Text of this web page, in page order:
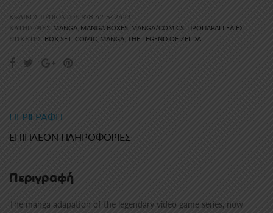
ΚΩΔΙΚΌΣ ΠΡΟΪΌΝΤΟΣ: 9781421542423
ΚΑΤΗΓΟΡΊΕΣ: MANGA, MANGA BOXES, MANGA/COMICS ΠΡΟΠΑΡΑΓΓΕΛΊΕΣ
ΕΤΙΚΈΤΕΣ: BOX SET, COMIC, MANGA THE LEGEND OF ZELDA
ΠΕΡΙΓΡΑΦΉ
ΕΠΙΠΛΈΟΝ ΠΛΗΡΟΦΟΡΊΕΣ
Περιγραφή
The manga adapation of the legendary video game series, now